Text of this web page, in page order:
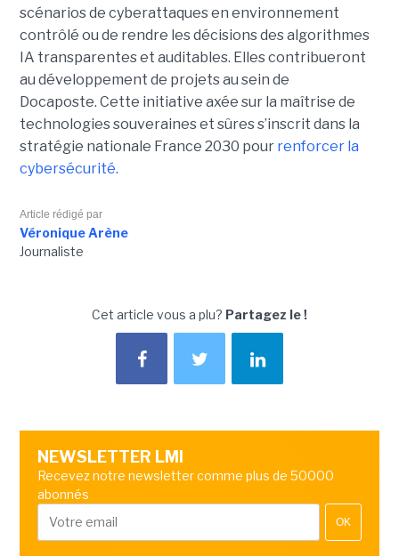
scénarios de cyberattaques en environnement
contrôlé ou de rendre les décisions des algorithmes
IA transparentes et auditables. Elles contribueront
au développement de projets au sein de
Docaposte. Cette initiative axée sur la maîtrise de
technologies souveraines et sûres s’inscrit dans la
stratégie nationale France 2030 pour renforcer la
cybersécurité.
Article rédigé par
Véronique Arène
Journaliste
Cet article vous a plu? Partagez le !
NEWSLETTER LMI
Recevez notre newsletter comme plus de 50000
abonnés
OK